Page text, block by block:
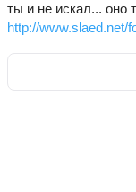
ты и не искал... оно
http://www.slaed.net/